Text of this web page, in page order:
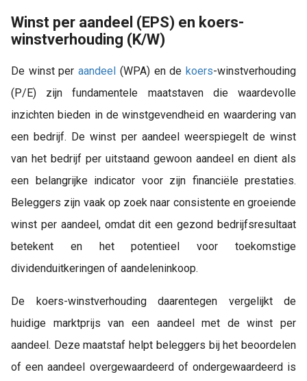
Winst per aandeel (EPS) en koers-
winstverhouding (K/W)
De winst peraandeel (WPA) en dekoers-winstverhouding
(P/E) zijn fundamentele maatstaven die waardevolle
inzichten bieden in de winstgevendheid en waardering van
een bedrijf. De winst per aandeel weerspiegelt de winst
van het bedrijf per uitstaand gewoon aandeel en dient als
een belangrijke indicator voor zijn financiële prestaties.
Beleggers zijn vaak op zoek naar consistente en groeiende
winst per aandeel, omdat dit een gezond bedrijfsresultaat
betekent en het potentieel voor toekomstige
dividenduitkeringen of aandeleninkoop.
De koers-winstverhouding daarentegen vergelijkt de
huidige marktprijs van een aandeel met de winst per
aandeel. Deze maatstaf helpt beleggers bij het beoordelen
of een aandeel overgewaardeerd of ondergewaardeerd is